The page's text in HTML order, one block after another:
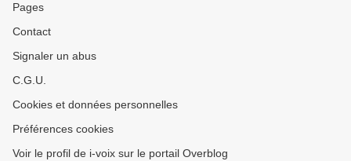
Pages
Contact
Signaler un abus
C.G.U.
Cookies et données personnelles
Préférences cookies
Voir le profil de i-voix sur le portail Overblog